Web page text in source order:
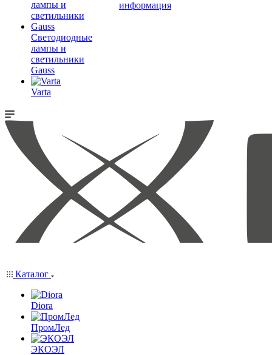
Светодиодные
лампы и
светильники
Gauss
Varta
информация
Каталог
Diora
ПромЛед
ЭКОЭЛ